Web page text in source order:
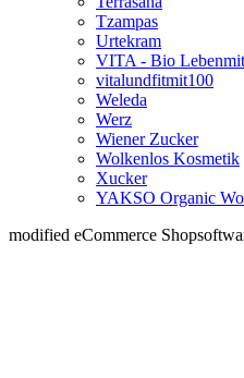
Tzampas
Urtekram
VITA - Bio
vitalundfitmit100
Weleda
Werz
Wiener Zucker
Wolkenlos Kosmetik
Xucker
YAKSO Organic
modified eCommerce